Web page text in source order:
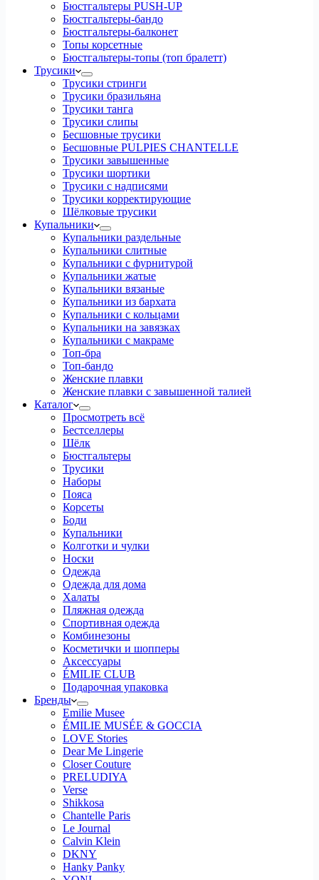
Бюстгальтеры PUSH-UP
Бюстгальтеры-бандо
Бюстгальтеры-балконет
Топы корсетные
Бюстгальтеры-топы (топ бралетт)
Трусики
Трусики стринги
Трусики бразильяна
Трусики танга
Трусики слипы
Бесшовные трусики
Бесшовные PULPIES CHANTELLE
Трусики завышенные
Трусики шортики
Трусики с надписями
Трусики корректирующие
Шёлковые трусики
Купальники
Купальники раздельные
Купальники слитные
Купальники с фурнитурой
Купальники жатые
Купальники вязаные
Купальники из бархата
Купальники с кольцами
Купальники на завязках
Купальники с макраме
Топ-бра
Топ-бандо
Женские плавки
Женские плавки с завышенной талией
Каталог
Просмотреть всё
Бестселлеры
Шёлк
Бюстгальтеры
Трусики
Наборы
Пояса
Корсеты
Боди
Купальники
Колготки и чулки
Носки
Одежда
Одежда для дома
Халаты
Пляжная одежда
Спортивная одежда
Комбинезоны
Косметички и шопперы
Аксессуары
ÉMILIE CLUB
Подарочная упаковка
Бренды
Emilie Musee
ÉMILIE MUSÉE & GOCCIA
LOVE Stories
Dear Me Lingerie
Closer Couture
PRELUDIYA
Verse
Shikkosa
Chantelle Paris
Le Journal
Calvin Klein
DKNY
Hanky Panky